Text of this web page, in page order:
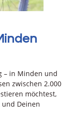
– in Minden und
zwischen 2.000
möchtest,
Deinen